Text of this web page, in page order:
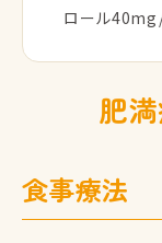
ロール
肥
食事療法